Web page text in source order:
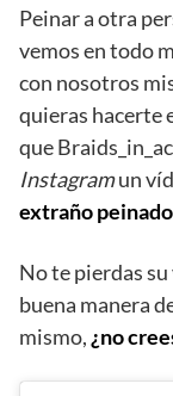
Peinar a otra
vemos en todo
con nosotros
quieras hacerte
que
Instagramun
extraño
No te pierdas
buena manera
mismo, ¿no